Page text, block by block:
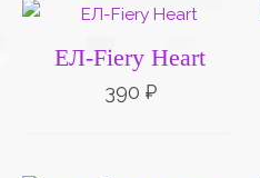
ЕЛ-Fiery Heart
390 ₽